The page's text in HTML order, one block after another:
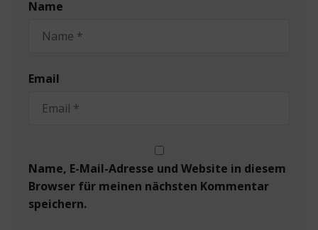
Name
Email
Name, E-Mail-Adresse und Website in diesem
Browser für meinen nächsten Kommentar
speichern.